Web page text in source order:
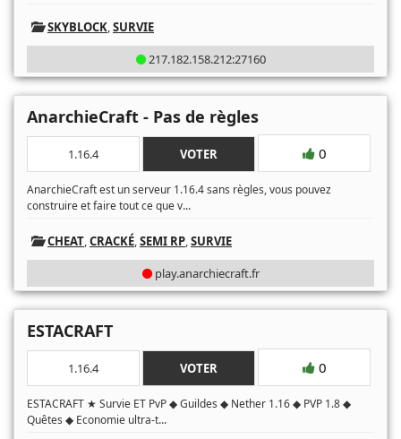
SKYBLOCK,SURVIE
217.182.158.212:27160
AnarchieCraft - Pas de règles
1.16.4 VOTER 0
AnarchieCraft est un serveur 1.16.4 sans règles, vous pouvez
construire et faire tout ce que v...
CHEAT,CRACKÉ,SEMI RP,SURVIE
play.anarchiecraft.fr
ESTACRAFT
1.16.4 VOTER 0
ESTACRAFT ★ Survie ET PvP ◆ Guildes ◆ Nether 1.16 ◆ PVP 1.8 ◆
Quêtes ◆ Economie ultra-t...